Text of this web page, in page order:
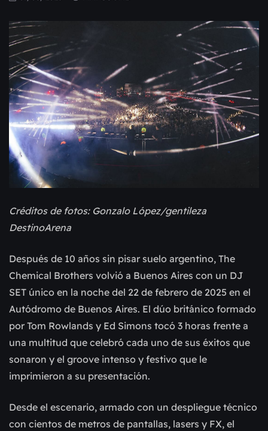
Créditos de fotos: Gonzalo López/gentileza
DestinoArena
Después de 10 años sin pisar suelo argentino, The
Chemical Brothers volvió a Buenos Aires con un DJ
SET único en la noche del 22 de febrero de 2025 en el
Autódromo de Buenos Aires. El dúo británico formado
por Tom Rowlands y Ed Simons tocó 3 horas frente a
una multitud que celebró cada uno de sus éxitos que
sonaron y el groove intenso y festivo que le
imprimieron a su presentación.
Desde el escenario, armado con un despliegue técnico
con cientos de metros de pantallas, lasers y FX, el